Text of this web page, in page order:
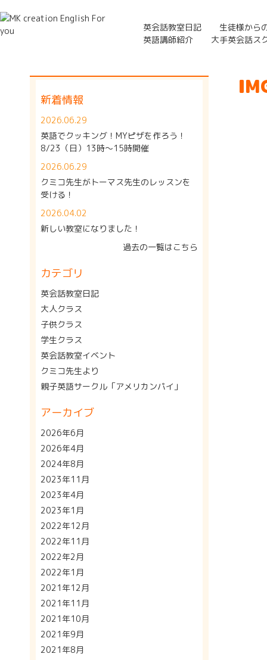
英会話教室日記
生徒様から
英語講師紹介
大手英会話ス
新着情報
2026.06.29
英語でクッキング！MYピザを作ろう！
8/23（日）13時～15時開催
2026.06.29
クミコ先生がトーマス先生のレッスンを
受ける！
2026.04.02
新しい教室になりました！
過去の一覧はこちら
カテゴリ
英会話教室日記
大人クラス
子供クラス
学生クラス
英会話教室イベント
クミコ先生より
親子英語サークル「アメリカンパイ」
アーカイブ
2026年6月
2026年4月
2024年8月
2023年11月
2023年4月
2023年1月
2022年12月
2022年11月
2022年2月
2022年1月
2021年12月
2021年11月
2021年10月
2021年9月
2021年8月